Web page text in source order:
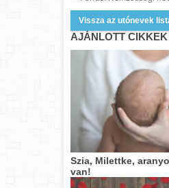
Vissza az utónevek
AJÁNLOTT CIKKEK
Szia, Milettke,
van!